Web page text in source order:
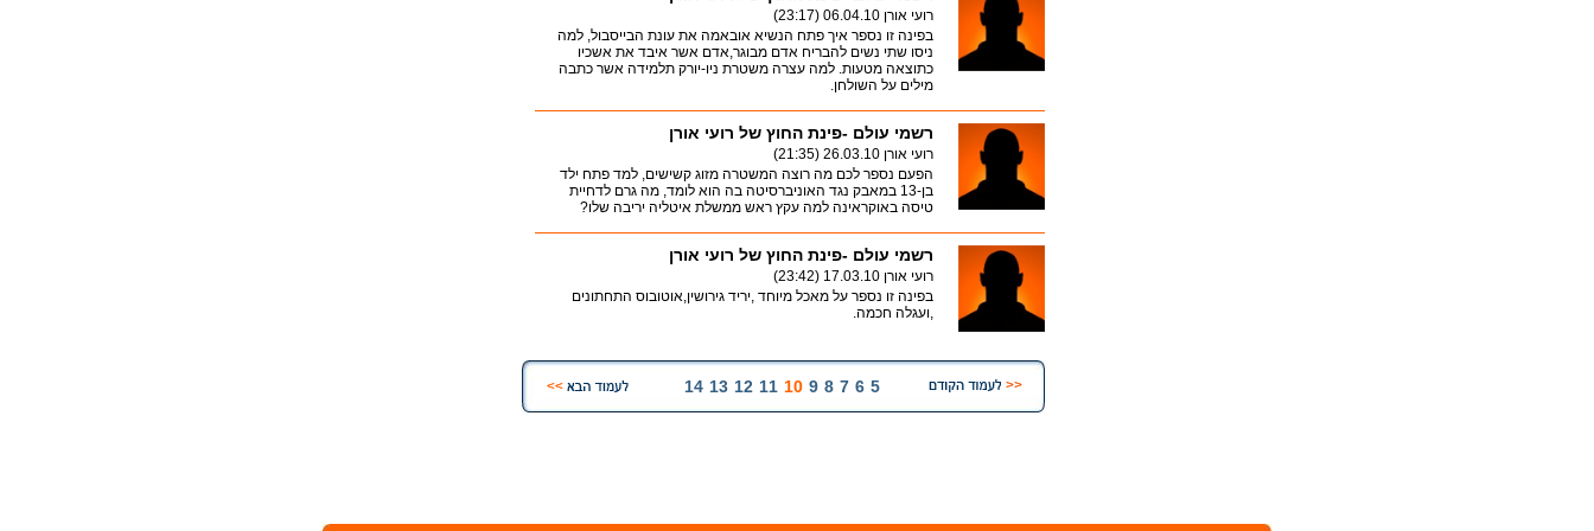
רועי אורן 06.04.10 (23:17)
בפינה זו נספר איך פתח הנשיא אובאמה את עונת הבייסבול, למה
ניסו שתי נשים להבריח אדם מבוגר,אדם אשר איבד את אשכיו
כתוצאה מטעות. למה עצרה משטרת ניו-יורק תלמידה אשר כתבה
מילים על השולחן.
רשמי עולם -פינת החוץ של רועי אורן
רועי אורן 26.03.10 (21:35)
הפעם נספר לכם מה רוצה המשטרה מזוג קשישים, למד פתח ילד
בן-13 במאבק נגד האוניברסיטה בה הוא לומד, מה גרם לדחיית
טיסה באוקראינה למה עקץ ראש ממשלת איטליה יריבה שלו?
רשמי עולם -פינת החוץ של רועי אורן
רועי אורן 17.03.10 (23:42)
בפינה זו נספר על מאכל מיוחד ,יריד גירושין,אוטובוס התחתונים
,ועגלה חכמה.
5
6
7
8
9
10
11
12
13
14